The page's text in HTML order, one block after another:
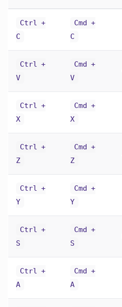
Ctrl +
C
Cmd +
C
Ctrl +
V
Cmd +
V
Ctrl +
X
Cmd +
X
Ctrl +
Z
Cmd +
Z
Ctrl +
Y
Cmd +
Y
Ctrl +
S
Cmd +
S
Ctrl +
A
Cmd +
A